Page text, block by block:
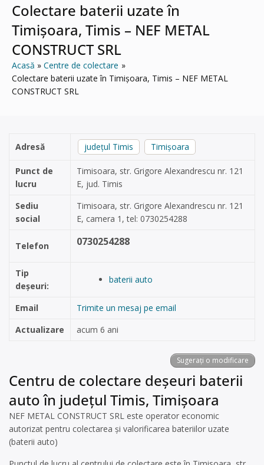
Colectare baterii uzate în
Timișoara, Timis – NEF METAL
CONSTRUCT SRL
Acasă
Centre de colectare
Colectare baterii uzate în Timișoara, Timis – NEF METAL
CONSTRUCT SRL
Adresă județul Timis Timișoara
Punct de
lucru
Timisoara, str. Grigore Alexandrescu nr. 121
E, jud. Timis
Sediu
social
Timisoara, str. Grigore Alexandrescu nr. 121
E, camera 1, tel: 0730254288
Telefon 0730254288
Tip
deșeuri:
baterii auto
Email
Trimite un mesaj pe email
Actualizare
acum 6 ani
Sugerați o modificare
Centru de colectare deșeuri baterii
auto în județul Timis, Timișoara
NEF METAL CONSTRUCT SRL este operator economic
autorizat pentru colectarea și valorificarea bateriilor uzate
(baterii auto)